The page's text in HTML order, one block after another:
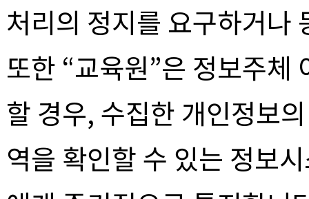
처리의 정지를 요구하거나
또한 “교육원”은 정보주체
할 경우, 수집한 개인정보
역을 확인할 수 있는 정보